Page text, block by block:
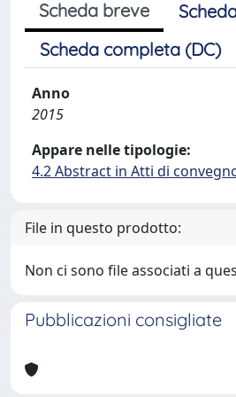
Scheda breve
Scheda completa (DC)
Anno
2015
Appare nelle tipologie:
4.2 Abstract in Atti di
File in questo prodotto:
Non ci sono file associati a
Pubblicazioni consigliate